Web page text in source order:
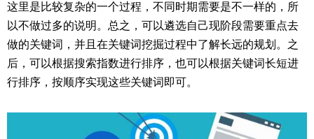
这里是比较复杂的一个过程，不同时期需要是不一样的，所
以不做过多的说明。总之，可以遴选自己现阶段需要重点去
做的关键词，并且在关键词挖掘过程中了解长远的规划。之
后，可以根据搜索指数进行排序，也可以根据关键词长短进
行排序，按顺序实现这些关键词即可。